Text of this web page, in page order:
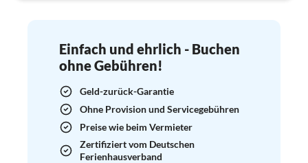
Einfach und ehrlich - Buchen
ohne Gebühren!
Geld-zurück-Garantie
Ohne Provision und Servicegebühren
Preise wie beim Vermieter
Zertifiziert vom Deutschen
Ferienhausverband